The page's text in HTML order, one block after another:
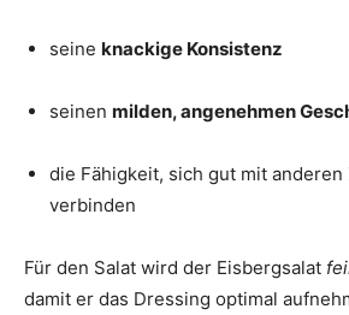
seine knackige Konsistenz
seinen milden, angenehmen
die Fähigkeit, sich gut mit anderen
verbinden
Für den Salat wird der Eisbergsalat
damit er das Dressing optimal